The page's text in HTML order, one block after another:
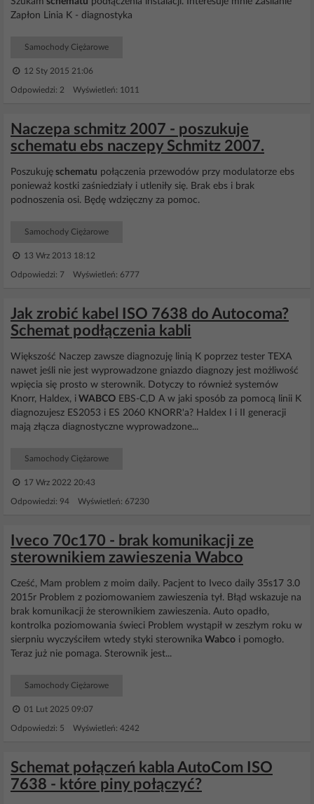
Zapłon Linia K - diagnostyka
Samochody Ciężarowe
12 Sty 2015 21:06
Odpowiedzi: 2 Wyświetleń: 1011
Naczepa schmitz 2007 - poszukuje
schematu ebs naczepy Schmitz 2007.
Poszukuję schematu połączenia przewodów przy modulatorze ebs
ponieważ kostki zaśniedziały i utleniły się. Brak ebs i brak
podnoszenia osi. Będę wdzięczny za pomoc.
Samochody Ciężarowe
13 Wrz 2013 18:12
Odpowiedzi: 7 Wyświetleń: 6777
Jak zrobić kabel ISO 7638 do Autocoma?
Schemat podłączenia kabli
Większość Naczep zawsze diagnozuję linią K poprzez tester TEXA
nawet jeśli nie jest wyprowadzone gniazdo diagnozy jest możliwość
wpięcia się prosto w sterownik. Dotyczy to również systemów
Knorr, Haldex, i WABCO EBS-C,D A w jaki sposób za pomocą linii K
diagnozujesz ES2053 i ES 2060 KNORR'a? Haldex I i II generacji
mają złącza diagnostyczne wyprowadzone...
Samochody Ciężarowe
17 Wrz 2022 20:43
Odpowiedzi: 94 Wyświetleń: 67230
Iveco 70c170 - brak komunikacji ze
sterownikiem zawieszenia Wabco
Cześć, Mam problem z moim daily. Pacjent to Iveco daily 35s17 3.0
2015r Problem z poziomowaniem zawieszenia tył. Błąd wskazuje na
brak komunikacji że sterownikiem zawieszenia. Auto opadło,
kontrolka poziomowania świeci Problem wystąpił w zeszłym roku w
sierpniu wyczyściłem wtedy styki sterownika Wabco i pomogło.
Teraz już nie pomaga. Sterownik jest...
Samochody Ciężarowe
01 Lut 2025 09:07
Odpowiedzi: 5 Wyświetleń: 4242
Schemat połączeń kabla AutoCom ISO
7638 - które piny połączyć?